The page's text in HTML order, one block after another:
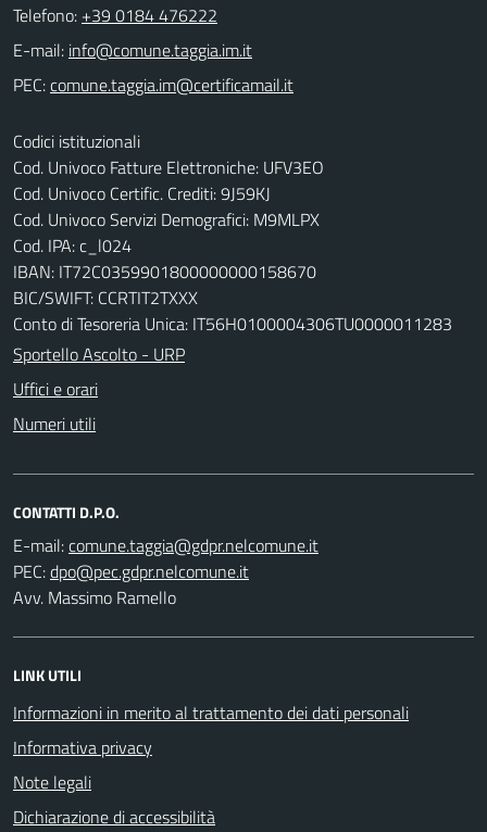
Telefono: +39 0184 476222
E-mail:
PEC:
Codici istituzionali
Cod. Univoco Fatture Elettroniche: UFV3EO
Cod. Univoco Certific. Crediti: 9J59KJ
Cod. Univoco Servizi Demografici: M9MLPX
Cod. IPA: c_l024
IBAN: IT72C0359901800000000158670
BIC/SWIFT: CCRTIT2TXXX
Conto di Tesoreria Unica: IT56H0100004306TU0000011283
Sportello Ascolto - URP
Uffici e orari
Numeri utili
CONTATTI D.P.O.
E-mail:
PEC:
Avv. Massimo Ramello
LINK UTILI
Informazioni in merito al trattamento dei dati personali
Informativa privacy
Note legali
Dichiarazione di accessibilità